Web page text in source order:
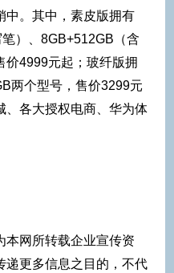
中。其中，素皮版拥有
）、8GB+512GB（含
价4999元起；玻纤版拥
两个型号，售价3299元
、各大授权电商、华为体
本网所转载企业宣传资
递更多信息之目的，不代